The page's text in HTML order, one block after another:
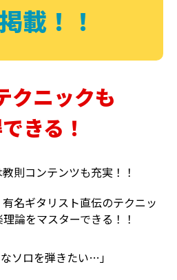
載！！
クニックも
きる！
則コンテンツも充実！！
名ギタリスト直伝のテクニッ
論をマスターできる！！
ソロを弾きたい…」